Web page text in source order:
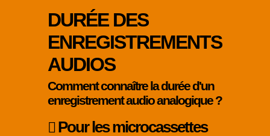
DURÉE DES
ENREGISTREMENTS
AUDIOS
Comment connaître la durée d'un
enregistrement audio analogique ?
Pour les microcassettes